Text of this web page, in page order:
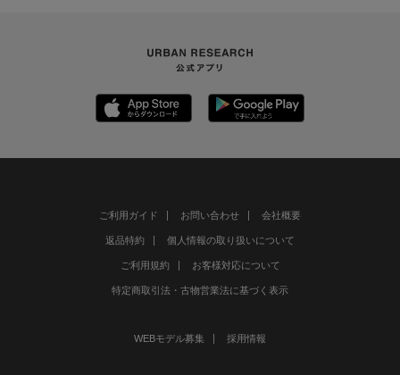
ご利用ガイド お問い合わせ 会社概要
返品特約 個人情報の取り扱いについて
ご利用規約 お客様対応について
特定商取引法・古物営業法に基づく表示
WEBモデル募集 採用情報